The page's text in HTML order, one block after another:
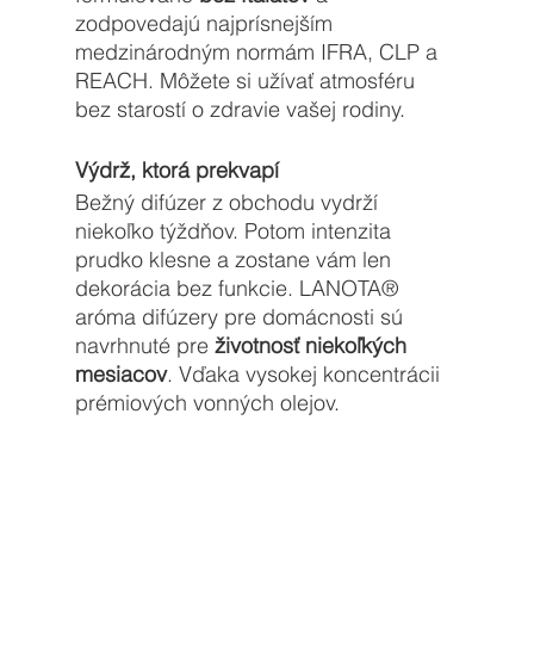
zodpovedajú najprísnejším
medzinárodným normám IFRA, CLP a
REACH. Môžete si užívať atmosféru
bez starostí o zdravie vašej rodiny.
Výdrž, ktorá prekvapí
Bežný difúzer z obchodu vydrží
niekoľko týždňov. Potom intenzita
prudko klesne a zostane vám len
dekorácia bez funkcie. LANOTA®
aróma difúzery pre domácnosti sú
navrhnuté pre životnosť niekoľkých
mesiacov. Vďaka vysokej koncentrácii
prémiových vonných olejov.